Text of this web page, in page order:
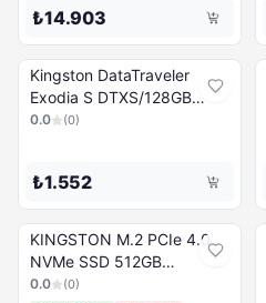
₺14.903
Kingston DataTraveler
Exodia S DTXS/128GB
Siyah/Turuncu 128GB USB
0.0 (0)
₺1.552
KINGSTON M.2 PCIe 4.0
NVMe SSD 512GB
SKC3000S/512G
0.0 (0)